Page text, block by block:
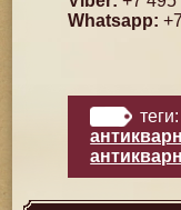
Whatsapp:
теги: